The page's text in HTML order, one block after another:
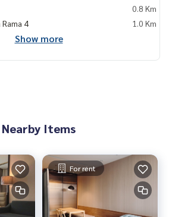
Baimint
0.8 Km
4
1.0 Km
Show more
Nearby Items
For rent